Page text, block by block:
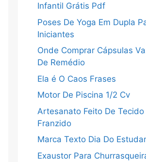
Infantil Grátis Pdf
Poses De Yoga Em Dupla
Iniciantes
Onde Comprar Cápsulas
De Remédio
Ela é O Caos Frases
Motor De Piscina 1/2 Cv
Artesanato Feito De Tecido
Franzido
Marca Texto Dia Do
Exaustor Para